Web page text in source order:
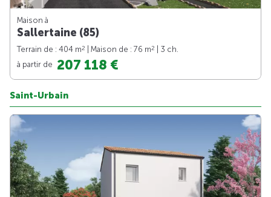
Maison à
Sallertaine (85)
Terrain de : 404 m2 | Maison de : 76 m2
| 3 ch.
à partir de 207 118 €
Saint-Urbain